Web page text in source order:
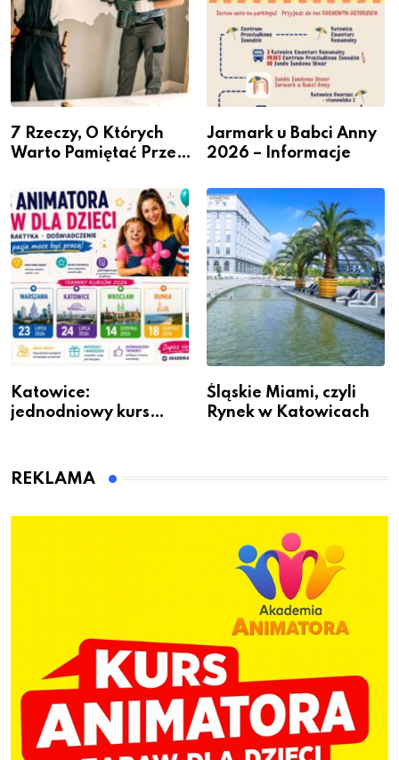
7 Rzeczy, O Których
Warto Pamiętać Przed
Jarmark u Babci Anny
2026 – Informacje
Katowice:
jednodniowy kurs
dzieci
Śląskie Miami, czyli
Rynek w Katowicach
REKLAMA